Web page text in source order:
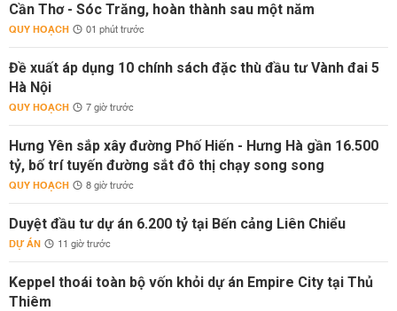
Cần Thơ - Sóc Trăng, hoàn thành sau một năm
QUY HOẠCH 01 phút trước
Đề xuất áp dụng 10 chính sách đặc thù đầu tư Vành đai 5
Hà Nội
QUY HOẠCH 7 giờ trước
Hưng Yên sắp xây đường Phố Hiến - Hưng Hà gần 16.500
tỷ, bố trí tuyến đường sắt đô thị chạy song song
QUY HOẠCH 8 giờ trước
Duyệt đầu tư dự án 6.200 tỷ tại Bến cảng Liên Chiểu
DỰ ÁN 11 giờ trước
Keppel thoái toàn bộ vốn khỏi dự án Empire City tại Thủ
Thiêm